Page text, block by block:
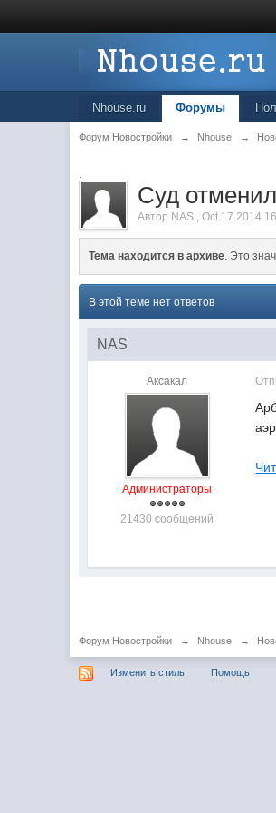
Nhouse.ru Форумы
Форум Новостройки → Nhouse →
.
Суд
Автор NAS ,Oct 17 2014
Тема находится в архиве. Это
В этой теме нет ответов
NAS
Аксакал
Администраторы
21430 сообщений
Форум Новостройки → Nhouse →
Изменить стиль Помощь